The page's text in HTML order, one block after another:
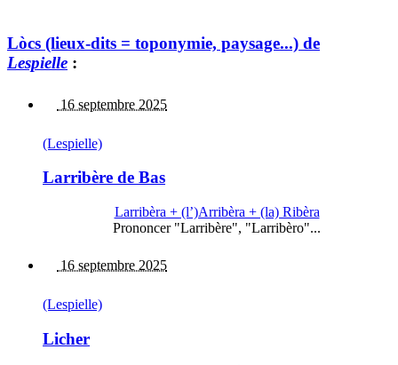
Lòcs (lieux-dits = toponymie, paysage...) de
Lespielle :
16 septembre 2025
(Lespielle)
Larribère de Bas
Larribèra + (l’)Arribèra + (la) Ribèra
Prononcer "Larribère", "Larribèro"...
16 septembre 2025
(Lespielle)
Licher